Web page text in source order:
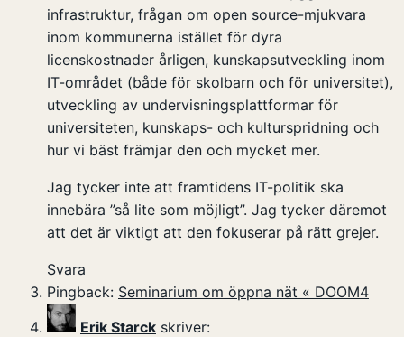
infrastruktur, frågan om open source-mjukvara
inom kommunerna istället för dyra
licenskostnader årligen, kunskapsutveckling inom
IT-området (både för skolbarn och för universitet),
utveckling av undervisningsplattformar för
universiteten, kunskaps- och kulturspridning och
hur vi bäst främjar den och mycket mer.
Jag tycker inte att framtidens IT-politik ska
innebära ”så lite som möjligt”. Jag tycker däremot
att det är viktigt att den fokuserar på rätt grejer.
Svara
Pingback: Seminarium om öppna nät « DOOM4
Erik Starck skriver: